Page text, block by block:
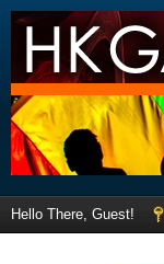
Hello There, Guest!